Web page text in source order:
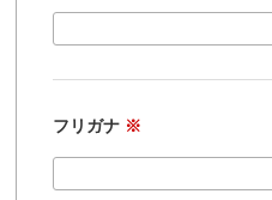
フリガナ ※